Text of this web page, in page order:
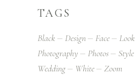
TAGS
Black Design Face Look
Photography
Photos Style
Wedding
White Zoom